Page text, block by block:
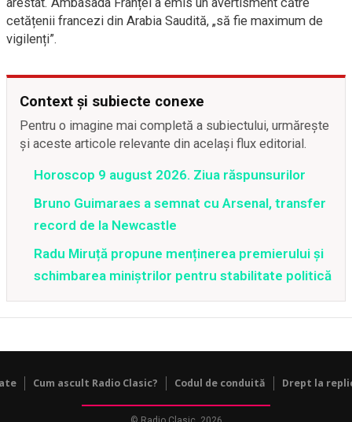
cetățenii francezi din Arabia Saudită, „să fie maximum de
vigilenți”.
Context și subiecte conexe
Pentru o imagine mai completă a subiectului, urmărește
și aceste articole relevante din același flux editorial.
Horoscop 9 august 2026. Ziua răspunsurilor
Bruno Guimaraes a semnat cu Arsenal, transfer
record de la Newcastle
Radu Miruță propune menținerea premierului și
schimbarea miniștrilor pentru stabilitate politică
Cum ascult Radio Clasic? Codul de conduită Drept la